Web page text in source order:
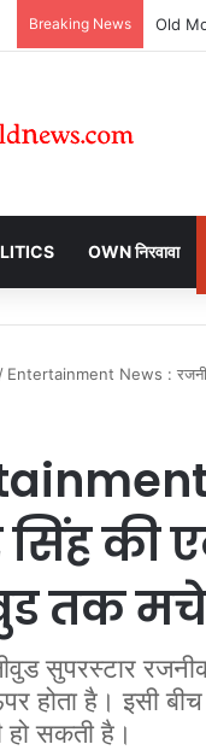
Breaking News
OWN निरवावा
/ Entertainment News :
की
तक
सुपरस्टार
होता है। इसी
हो सकती है।